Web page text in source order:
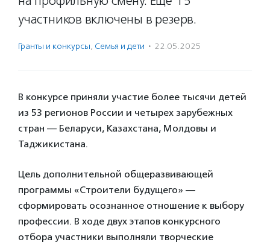
участников включены в резерв.
Гранты и конкурсы, Семья и дети · 22.05.2025
В конкурсе приняли участие более тысячи детей
из 53 регионов России и четырех зарубежных
стран — Беларуси, Казахстана, Молдовы и
Таджикистана.
Цель дополнительной общеразвивающей
программы «Строители будущего» —
сформировать осознанное отношение к выбору
профессии. В ходе двух этапов конкурсного
отбора участники выполняли творческие